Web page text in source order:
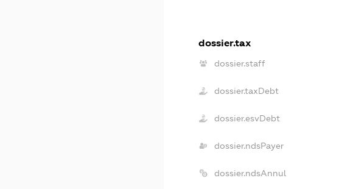
dossier.tax
dossier.staff
dossier.taxDebt
dossier.esvDebt
dossier.ndsPayer
dossier.ndsAnnul